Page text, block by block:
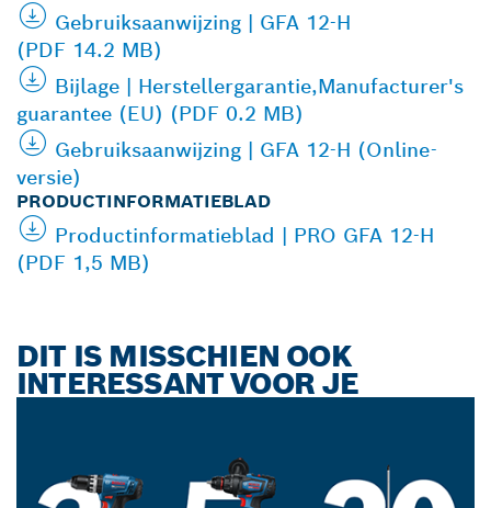
Gebruiksaanwijzing | GFA 12-H
(PDF 14.2 MB)
Bijlage | Herstellergarantie,Manufacturer's
guarantee (EU) (PDF 0.2 MB)
Gebruiksaanwijzing | GFA 12-H (Online-
versie)
PRODUCTINFORMATIEBLAD
Productinformatieblad | PRO GFA 12-H
(PDF 1,5 MB)
DIT IS MISSCHIEN OOK
INTERESSANT VOOR JE